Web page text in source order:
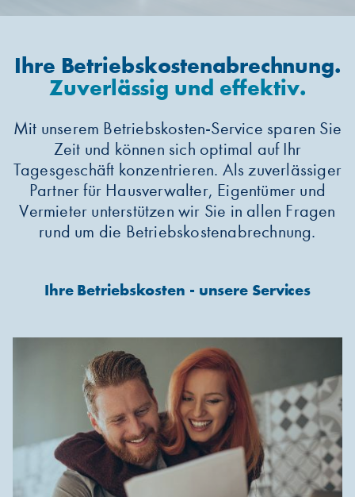
Ihre Betriebskostenabrechnung.
Zuverlässig und effektiv.
Mit unserem Betriebskosten-Service sparen Sie
Zeit und können sich optimal auf Ihr
Tagesgeschäft konzentrieren. Als zuverlässiger
Partner für Hausverwalter, Eigentümer und
Vermieter unterstützen wir Sie in allen Fragen
rund um die Betriebskostenabrechnung.
Ihre Betriebskosten - unsere Services